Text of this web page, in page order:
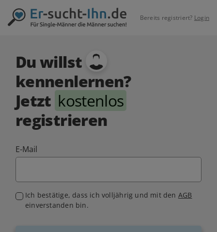
Bereits registriert? Login
Du willst
kennenlernen?
Jetzt kostenlos
registrieren
E-Mail
Ich bestätige, dass ich volljährig und mit den AGB
einverstanden bin.